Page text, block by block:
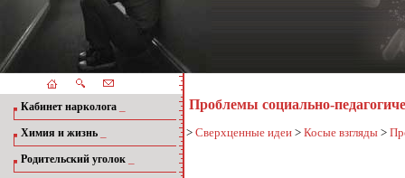
Кабинет нарколога
Химия и жизнь
Родительский уголок
Проблемы социально-
> Сверхценные идеи > Косые взгляды >